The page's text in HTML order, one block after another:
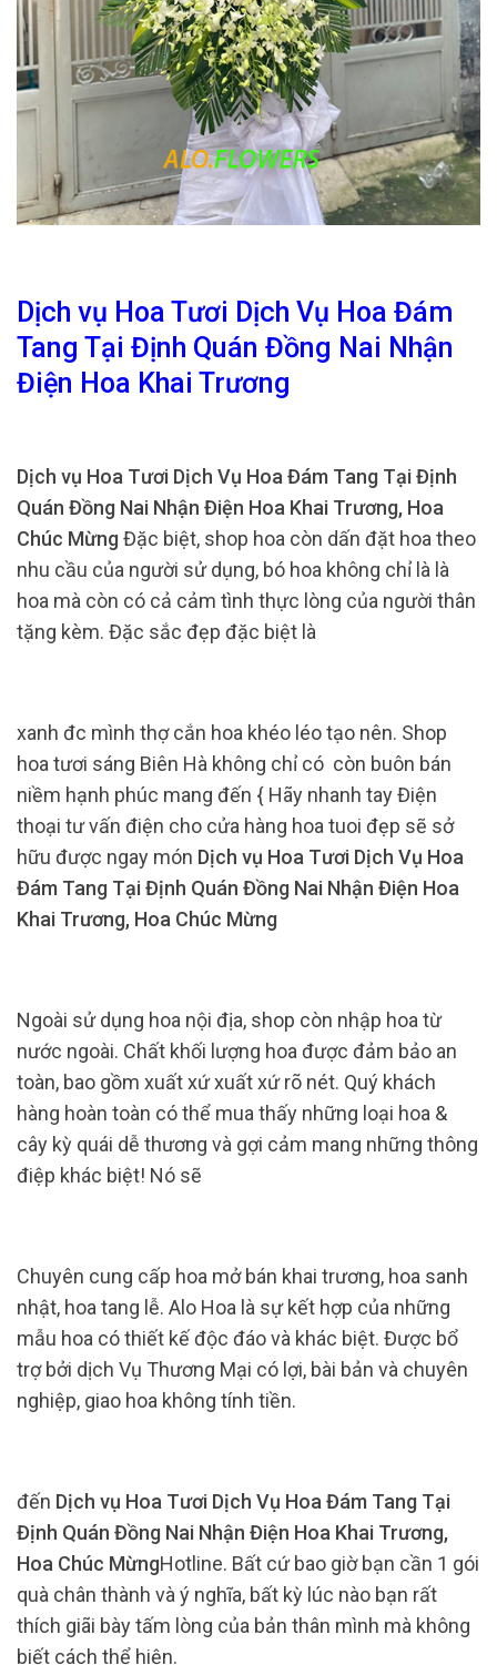
Dịch vụ Hoa Tươi Dịch Vụ Hoa Đám
Tang Tại Định Quán Đồng Nai Nhận
Điện Hoa Khai Trương
Dịch vụ Hoa Tươi Dịch Vụ Hoa Đám Tang Tại Định
Quán Đồng Nai Nhận Điện Hoa Khai Trương, Hoa
Chúc MừngĐặc biệt, shop hoa còn dấn đặt hoa theo
nhu cầu của người sử dụng, bó hoa không chỉ là là
hoa mà còn có cả cảm tình thực lòng của người thân
tặng kèm. Đặc sắc đẹp đặc biệt là
xanh đc mình thợ cắn hoa khéo léo tạo nên. Shop
hoa tươi sáng Biên Hà không chỉ có còn buôn bán
niềm hạnh phúc mang đến { Hãy nhanh tay Điện
thoại tư vấn điện cho cửa hàng hoa tuoi đẹp sẽ sở
hữu được ngay món Dịch vụ Hoa Tươi Dịch Vụ Hoa
Đám Tang Tại Định Quán Đồng Nai Nhận Điện Hoa
Khai Trương, Hoa Chúc Mừng
Ngoài sử dụng hoa nội địa, shop còn nhập hoa từ
nước ngoài. Chất khối lượng hoa được đảm bảo an
toàn, bao gồm xuất xứ xuất xứ rõ nét. Quý khách
hàng hoàn toàn có thể mua thấy những loại hoa &
cây kỳ quái dễ thương và gợi cảm mang những thông
điệp khác biệt! Nó sẽ
Chuyên cung cấp hoa mở bán khai trương, hoa sanh
nhật, hoa tang lễ. Alo Hoa là sự kết hợp của những
mẫu hoa có thiết kế độc đáo và khác biệt. Được bổ
trợ bởi dịch Vụ Thương Mại có lợi, bài bản và chuyên
nghiệp, giao hoa không tính tiền.
đến Dịch vụ Hoa Tươi Dịch Vụ Hoa Đám Tang Tại
Định Quán Đồng Nai Nhận Điện Hoa Khai Trương,
Hoa Chúc MừngHotline. Bất cứ bao giờ bạn cần 1 gói
quà chân thành và ý nghĩa, bất kỳ lúc nào bạn rất
thích giãi bày tấm lòng của bản thân mình mà không
biết cách thể hiện.